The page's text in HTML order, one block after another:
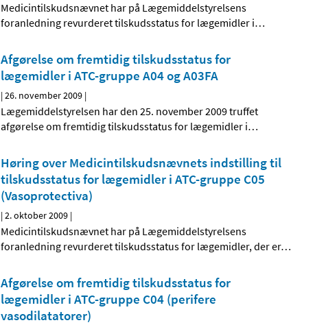
Medicintilskudsnævnet har på Lægemiddelstyrelsens
foranledning revurderet tilskudsstatus for lægemidler i…
Afgørelse om fremtidig tilskudsstatus for
lægemidler i ATC-gruppe A04 og A03FA
|26. november 2009 |
Lægemiddelstyrelsen har den 25. november 2009 truffet
afgørelse om fremtidig tilskudsstatus for lægemidler i…
Høring over Medicintilskudsnævnets indstilling til
tilskudsstatus for lægemidler i ATC-gruppe C05
(Vasoprotectiva)
|2. oktober 2009 |
Medicintilskudsnævnet har på Lægemiddelstyrelsens
foranledning revurderet tilskudsstatus for lægemidler, der er…
Afgørelse om fremtidig tilskudsstatus for
lægemidler i ATC-gruppe C04 (perifere
vasodilatatorer)